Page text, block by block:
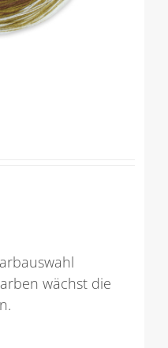
wächst die